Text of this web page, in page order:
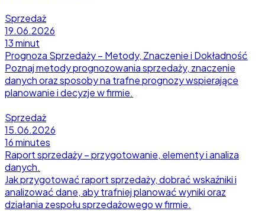
Sprzedaż
19.06.2026
13 minut
Prognoza Sprzedaży – Metody, Znaczenie i Dokładność
Poznaj metody prognozowania sprzedaży, znaczenie
danych oraz sposoby na trafne prognozy wspierające
planowanie i decyzje w firmie.
Sprzedaż
15.06.2026
16 minutes
Raport sprzedaży – przygotowanie, elementy i analiza
danych.
Jak przygotować raport sprzedaży, dobrać wskaźniki i
analizować dane, aby trafniej planować wyniki oraz
działania zespołu sprzedażowego w firmie.